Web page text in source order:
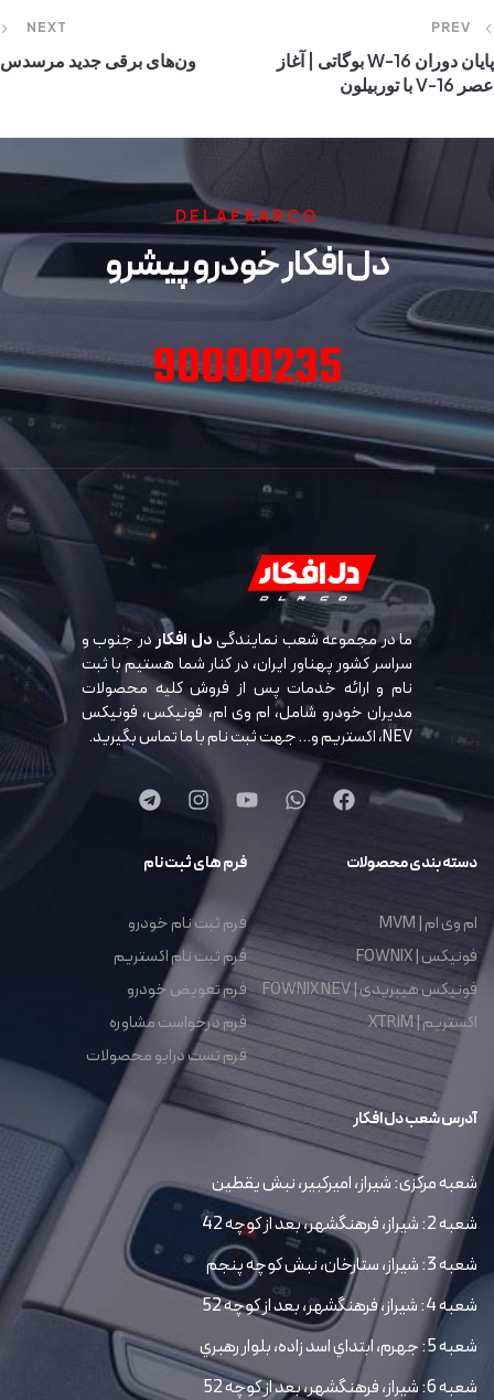
PREV
پایان دوران W-16 بوگاتی | آغاز
عصر V-16 با توربیلون
NEXT
ون‌های برقی جدید مرسدس
DELAFKARCO
دل افکار خودرو پیشرو
90000235
ما در مجموعه شعب نمایندگیدل افکاردر جنوب و
سراسر کشور پهناور ایران، در کنار شما هستیم با ثبت
نام و ارائه خدمات پس از فروش کلیه محصولات
مدیران خودرو شامل، ام وی ام، فونیکس، فونیکس
NEV، اکستریم و… جهت ثبت نام با ما تماس بگیرید.
دسته بندی محصولات
ام وی ام | MVM
فونیکس | FOWNIX
فونیکس هیبریدی | FOWNIX NEV
اکستریم | XTRIM
فرم های ثبت نام
فرم ثبت نام خودرو
فرم ثبت نام اکستریم
فرم تعویض خودرو
فرم درخواست مشاوره
فرم تست درایو محصولات
آدرس شعب دل افکار
شعبه مرکزی: شیراز، امیرکبیر، نبش یقطین
شعبه 2: شیراز، فرهنگشهر، بعد از کوچه 42
شعبه 3: شیراز، ستارخان، نبش کوچه پنجم
شعبه 4: شیراز، فرهنگشهر، بعد از کوچه 52
شعبه 5: جهرم، ابتداي اسد زاده، بلوار رهبري
شعبه 6: شیراز، فرهنگشهر، بعد از کوچه 52